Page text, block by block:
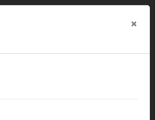
Gruntowanie dla Wymagających Podłoży
×